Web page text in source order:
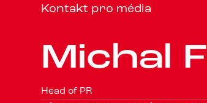
Kontakt pro média
Michal F
Head of PR